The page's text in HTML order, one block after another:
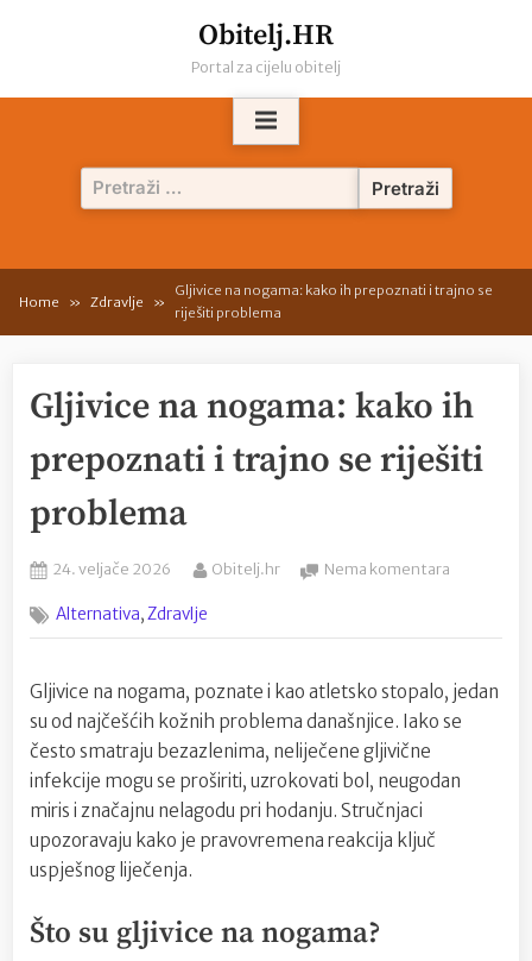
Obitelj.HR
Portal za cijelu obitelj
Pretraži:
Home Zdravlje
Gljivice na nogama: kako ih prepoznati i trajno se
riješiti problema
Gljivice na nogama: kako ih
prepoznati i trajno se riješiti
problema
Posted
24. veljače 2026 By
Obitelj.hr Nema komentara
nogama:
ih
prepoznati
se
Alternativa,Zdravlje
Gljivice na nogama, poznate i kao atletsko stopalo, jedan
su od najčešćih kožnih problema današnjice. Iako se
često smatraju bezazlenima, neliječene gljivične
infekcije mogu se proširiti, uzrokovati bol, neugodan
miris i značajnu nelagodu pri hodanju. Stručnjaci
upozoravaju kako je pravovremena reakcija ključ
uspješnog liječenja.
Što su gljivice na nogama?